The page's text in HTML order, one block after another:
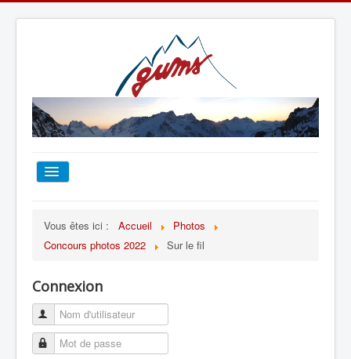
TOUT SUR LE GUMS
ESCALADE
ALPINISME
Vous êtes ici : Accueil
Photos
Concours photos 2022
Sur le fil
Connexion